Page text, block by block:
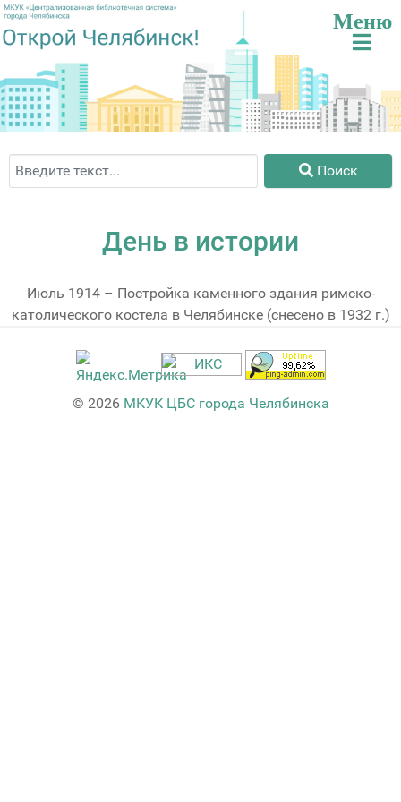
Поиск Поиск
День в истории
Июль 1914 – Постройка каменного здания римско-
католического костела в Челябинске (снесено в 1932 г.)
© 2026 МКУК ЦБС города Челябинска